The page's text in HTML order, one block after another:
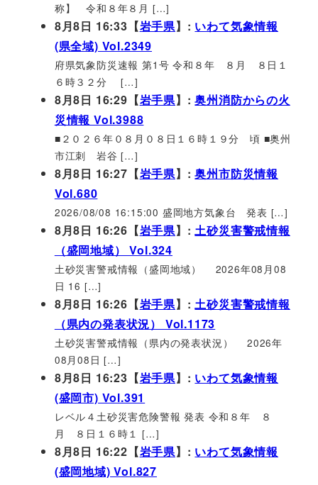
称】 令和８年８月 […]
8月8日 16:33【岩手県】: いわて気象情報
(県全域) Vol.2349
府県気象防災速報 第1号 令和８年 ８月 ８日１
６時３２分 […]
8月8日 16:29【岩手県】:奥州消防からの火
災情報 Vol.3988
■２０２６年０８月０８日１６時１９分 頃 ■奥州
市江刺 岩谷 […]
8月8日 16:27【岩手県】:奥州市防災情報
Vol.680
2026/08/08 16:15:00 盛岡地方気象台 発表 […]
8月8日 16:26【岩手県】:土砂災害警戒情報
（盛岡地域） Vol.324
土砂災害警戒情報（盛岡地域） 2026年08月08
日 16 […]
8月8日 16:26【岩手県】:土砂災害警戒情報
（県内の発表状況） Vol.1173
土砂災害警戒情報（県内の発表状況） 2026年
08月08日 […]
8月8日 16:23【岩手県】: いわて気象情報
(盛岡市) Vol.391
レベル４土砂災害危険警報 発表 令和８年 ８
月 ８日１６時１ […]
8月8日 16:22【岩手県】: いわて気象情報
(盛岡地域) Vol.827